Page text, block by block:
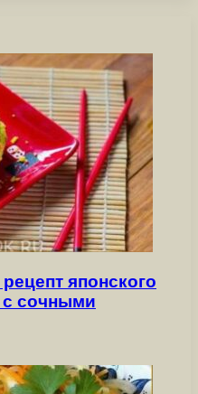
японского
с сочными